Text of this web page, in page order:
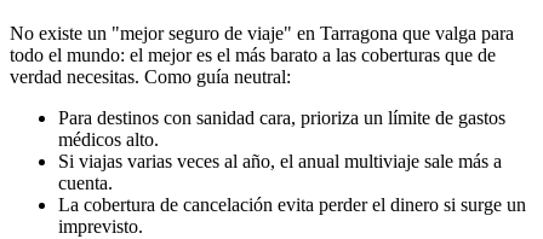
No existe un "mejor seguro de viaje" en Tarragona que valga para
todo el mundo: el mejor es el más barato a las coberturas que de
verdad necesitas. Como guía neutral:
Para destinos con sanidad cara, prioriza un límite de gastos
médicos alto.
Si viajas varias veces al año, el anual multiviaje sale más a
cuenta.
La cobertura de cancelación evita perder el dinero si surge un
imprevisto.